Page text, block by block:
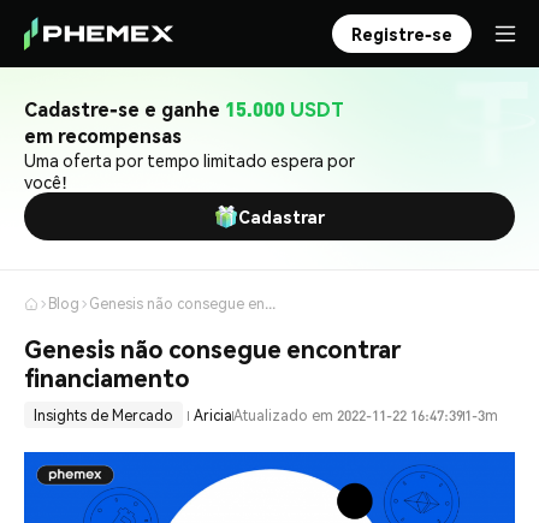
Registre-se
Cadastre-se e ganhe 15.000 USDT
em recompensas
Uma oferta por tempo limitado espera por
você!
Cadastrar
Blog Genesis não consegue encontrar financiamento
Genesis não consegue encontrar
financiamento
Insights de Mercado AriciaAtualizado em 2022-11-22 16:47:391-3m